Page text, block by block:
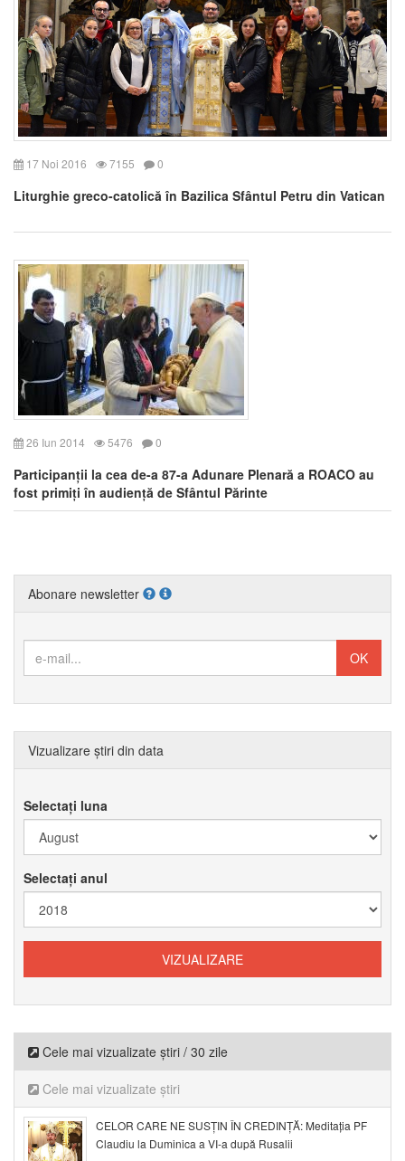
17 Noi 2016 7155 0
Liturghie greco-catolică în Bazilica Sfântul Petru din Vatican
26 Iun 2014 5476 0
Participanții la cea de-a 87-a Adunare Plenară a ROACO au
fost primiți în audiență de Sfântul Părinte
Abonare newsletter
Vizualizare știri din data
Selectați luna
Selectați anul
Cele mai vizualizate știri / 30 zile
Cele mai vizualizate știri
CELOR CARE NE SUSȚIN ÎN CREDINȚĂ: Meditația PF
Claudiu la Duminica a VI-a după Rusalii